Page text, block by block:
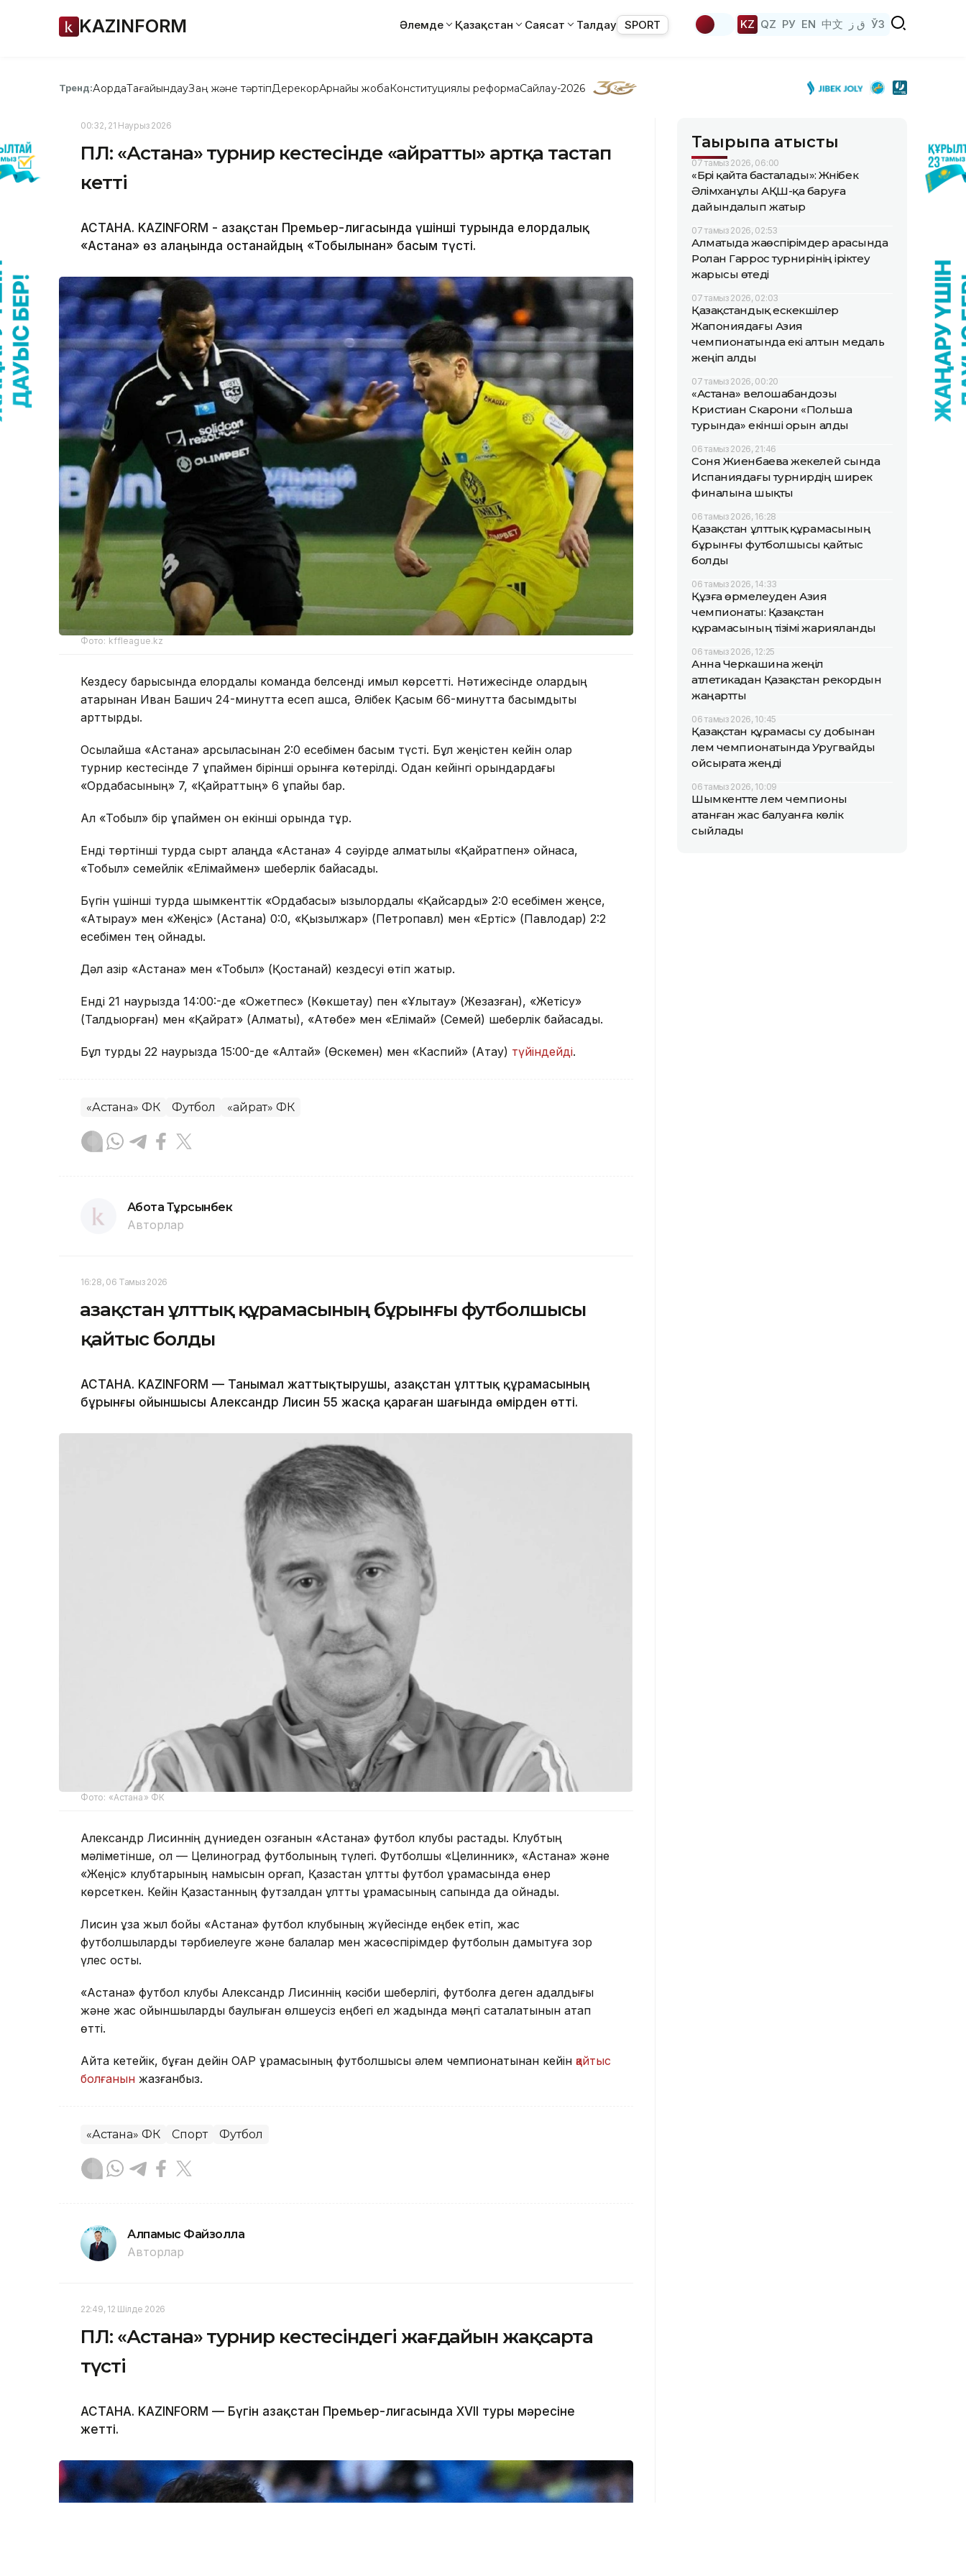
KAZINFORM Әлемде Қазақстан Саясат Талдау SPORT KZ QZ РУ EN 中文 ق ز ЎЗ
Тренд:АқордаТағайындауЗаң және тәртіпДерекқорАрнайы жобаКонституциялық реформаСайлау-2026
00:32, 21 Наурыз 2026
ҚПЛ: «Астана» турнир кестесінде «Қайратты» артқа тастап
кетті
АСТАНА. KAZINFORM - Қазақстан Премьер-лигасында үшінші турында елордалық
«Астана» өз алаңында Қостанайдың «Тобылынан» басым түсті.
Фото: kffleague.kz
Кездесу барысында елордалық команда белсенді қимыл көрсетті. Нәтижесінде олардың
қатарынан Иван Башич 24-минутта есеп ашса, Әлібек Қасым 66-минутта басымдықты
арттырды.
Осылайша «Астана» қарсыласынан 2:0 есебімен басым түсті. Бұл жеңістен кейін олар
турнир кестесінде 7 ұпаймен бірінші орынға көтерілді. Одан кейінгі орындардағы
«Ордабасының» 7, «Қайраттың» 6 ұпайы бар.
Ал «Тобыл» бір ұпаймен он екінші орында тұр.
Енді төртінші турда сырт алаңда «Астана» 4 сәуірде алматылық «Қайратпен» ойнаса,
«Тобыл» семейлік «Елімаймен» шеберлік байқасады.
Бүгін үшінші турда шымкенттік «Ордабасы» қызылордалық «Қайсарды» 2:0 есебімен жеңсе,
«Атырау» мен «Жеңіс» (Астана) 0:0, «Қызылжар» (Петропавл) мен «Ертіс» (Павлодар) 2:2
есебімен тең ойнады.
Дәл қазір «Астана» мен «Тобыл» (Қостанай) кездесуі өтіп жатыр.
Енді 21 наурызда 14:00:-де «Оқжетпес» (Көкшетау) пен «Ұлытау» (Жезқазған), «Жетісу»
(Талдықорған) мен «Қайрат» (Алматы), «Ақтөбе» мен «Елімай» (Семей) шеберлік байқасады.
Бұл турды 22 наурызда 15:00-де «Алтай» (Өскемен) мен «Каспий» (Ақтау) түйіндейді.
«Астана» ФК Футбол «Қайрат» ФК
Ақбота Тұрсынбек
Авторлар
16:28, 06 Тамыз 2026
Қазақстан ұлттық құрамасының бұрынғы футболшысы
қайтыс болды
АСТАНА. KAZINFORM — Танымал жаттықтырушы, Қазақстан ұлттық құрамасының
бұрынғы ойыншысы Александр Лисин 55 жасқа қараған шағында өмірден өтті.
Фото: «Астана» ФК
Александр Лисиннің дүниеден озғанын «Астана» футбол клубы растады. Клубтың
мәліметінше, ол — Целиноград футболының түлегі. Футболшы «Целинник», «Астана» және
«Жеңіс» клубтарының намысын қорғап, Қазақстан ұлттық футбол құрамасында өнер
көрсеткен. Кейін Қазақстанның футзалдан ұлттық құрамасының сапында да ойнады.
Лисин ұзақ жыл бойы «Астана» футбол клубының жүйесінде еңбек етіп, жас
футболшыларды тәрбиелеуге және балалар мен жасөспірімдер футболын дамытуға зор
үлес қосты.
«Астана» футбол клубы Александр Лисиннің кәсіби шеберлігі, футболға деген адалдығы
және жас ойыншыларды баулыған өлшеусіз еңбегі ел жадында мәңгі сақталатынын атап
өтті.
Айта кетейік, бұған дейін ОАР құрамасының футболшысы әлем чемпионатынан кейін қайтыс
болғанын жазғанбыз.
«Астана» ФК Спорт Футбол
Алпамыс Файзолла
Авторлар
22:49, 12 Шілде 2026
ҚПЛ: «Астана» турнир кестесіндегі жағдайын жақсарта
түсті
АСТАНА. KAZINFORM — Бүгін Қазақстан Премьер-лигасында ХVІІ туры мәресіне
жетті.
Тақырыпқа қатысты
07 тамыз 2026, 06:00
«Бәрі қайта басталады»: Жәнібек
Әлімханұлы АҚШ-қа баруға
дайындалып жатыр
07 тамыз 2026, 02:53
Алматыда жаөспірімдер арасында
Ролан Гаррос турнирінің іріктеу
жарысы өтеді
07 тамыз 2026, 02:03
Қазақстандық ескекшілер
Жапониядағы Азия
чемпионатында екі алтын медаль
жеңіп алды
07 тамыз 2026, 00:20
«Астана» велошабандозы
Кристиан Скарони «Польша
турында» екінші орын алды
06 тамыз 2026, 21:46
Соня Жиенбаева жекелей сында
Испаниядағы турнирдің ширек
финалына шықты
06 тамыз 2026, 16:28
Қазақстан ұлттық құрамасының
бұрынғы футболшысы қайтыс
болды
06 тамыз 2026, 14:33
Құзға өрмелеуден Азия
чемпионаты: Қазақстан
құрамасының тізімі жарияланды
06 тамыз 2026, 12:25
Анна Черкашина жеңіл
атлетикадан Қазақстан рекордын
жаңартты
06 тамыз 2026, 10:45
Қазақстан құрамасы су добынан
әлем чемпионатында Уругвайды
ойсырата жеңді
06 тамыз 2026, 10:09
Шымкентте әлем чемпионы
атанған жас балуанға көлік
сыйлады